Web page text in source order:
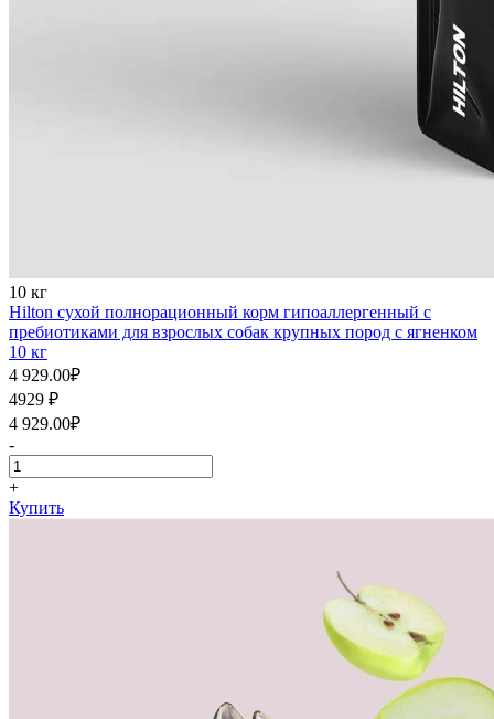
10 кг
Hilton cухой полнорационный корм гипоаллергенный с
пребиотиками для взрослых собак крупных пород с ягненком
10 кг
4 929.00₽
4929 ₽
4 929.00₽
-
+
Купить